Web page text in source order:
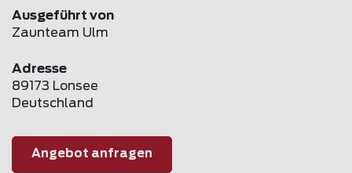
Ausgeführt von
Zaunteam Ulm
Adresse
89173 Lonsee
Deutschland
Angebot anfragen